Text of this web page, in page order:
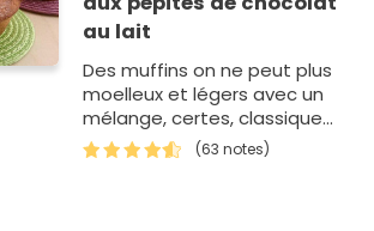
au lait
Des muffins on ne peut plus
moelleux et légers avec un
mélange, certes, classiques
entre la vanille et le
chocolat mais qui a toujours
(63 notes)